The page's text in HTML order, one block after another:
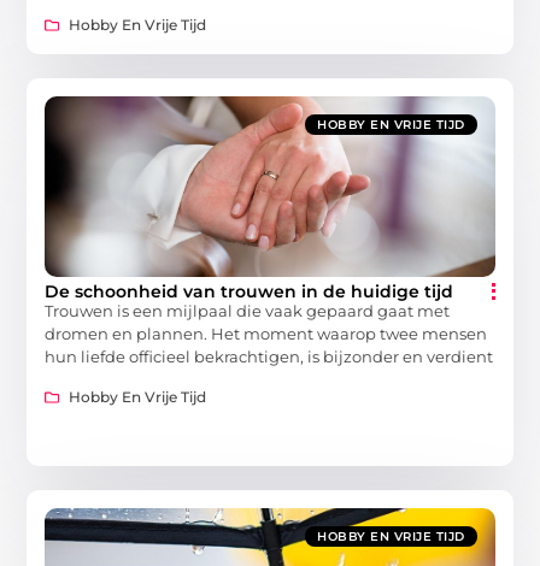
Hobby En Vrije Tijd
HOBBY EN VRIJE TIJD
De schoonheid van trouwen in de huidige tijd
Trouwen is een mijlpaal die vaak gepaard gaat met
dromen en plannen. Het moment waarop twee mensen
hun liefde officieel bekrachtigen, is bijzonder en verdient
Hobby En Vrije Tijd
HOBBY EN VRIJE TIJD